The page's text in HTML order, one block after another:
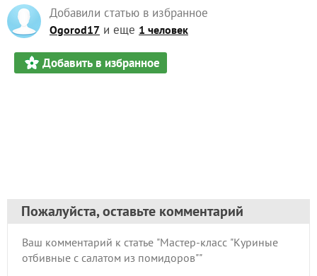
Добавили статью в избранное
Ogorod17 и еще 1 человек
Добавить в избранное
Пожалуйста, оставьте комментарий